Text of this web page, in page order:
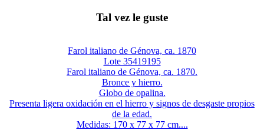
Tal vez le guste
Farol italiano de Génova, ca. 1870
Lote 35419195
Farol italiano de Génova, ca. 1870.
Bronce y hierro.
Globo de opalina.
Presenta ligera oxidación en el hierro y signos de desgaste propios
de la edad.
Medidas: 170 x 77 x 77 cm....